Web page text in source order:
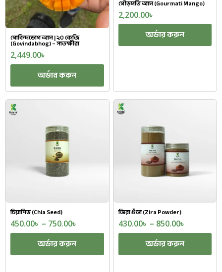
গোবিন্দভোগ আম | ২০ কেজি
(Govindabhog) – সাতক্ষীরা
2,449.00৳
অর্ডার করুন
গৌড়মতি আম (Gourmati Mango)
2,200.00৳
অর্ডার করুন
চিয়াসিড (Chia Seed)
450.00৳ – 750.00৳
অর্ডার করুন
জিরা গুঁড়া (Zira Powder)
430.00৳ – 850.00৳
অর্ডার করুন